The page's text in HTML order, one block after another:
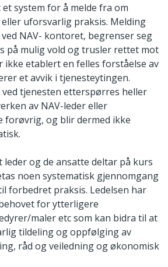
system for å melde fra om
uforsvarlig praksis. Melding
NAV- kontoret, begrenser seg
på mulig vold og trusler rettet mot
ikke etablert en felles forståelse av
et avvik i tjenesteytingen.
ved tjenesten etterspørres heller
av NAV-leder eller
forøvrig, og blir dermed ikke
og de ansatte deltar på kurs
noen systematisk gjennomgang
forbedret praksis. Ledelsen har
for ytterligere
maler etc som kan bidra til at
tildeling og oppfølging av
råd og veiledning og økonomisk